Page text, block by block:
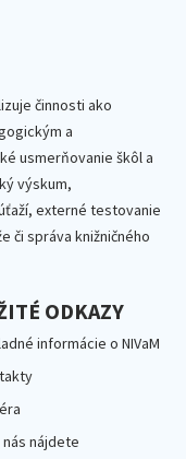
činnosti ako
a
usmerňovanie škôl a
výskum,
externé testovanie
či správa knižničného
ODKAZY
informácie o NIVaM
nás nájdete